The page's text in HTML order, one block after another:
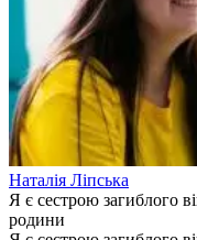
Наталія Ліпська
Я є сестрою загиблого
родини